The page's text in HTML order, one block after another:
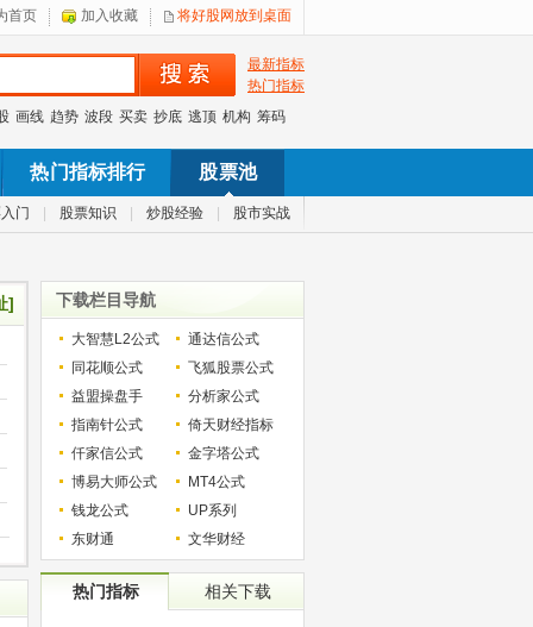
首页 加入收藏 将好股网放到桌面
最新指标
热门指标
画线 趋势 波段 买卖 抄底 逃顶 机构 筹码
热门指标排行 股票池
门 股票知识 炒股经验 股市实战
] 下载栏目导航
大智慧L2公式
通达信公式
同花顺公式
飞狐股票公式
益盟操盘手
分析家公式
指南针公式
倚天财经指标
仟家信公式
金字塔公式
博易大师公式
MT4公式
钱龙公式
UP系列
东财通
文华财经
热门指标 相关下载